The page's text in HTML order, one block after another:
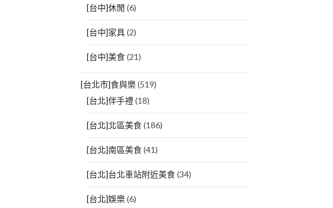
[台中]休閒 (6)
[台中]家具(2)
[台中]美食(21)
[台北市]食與樂(519)
[台北]伴手禮(18)
[台北]北區美食(186)
[台北]南區美食(41)
[台北]台北車站附近美食(34)
[台北]娛樂(6)